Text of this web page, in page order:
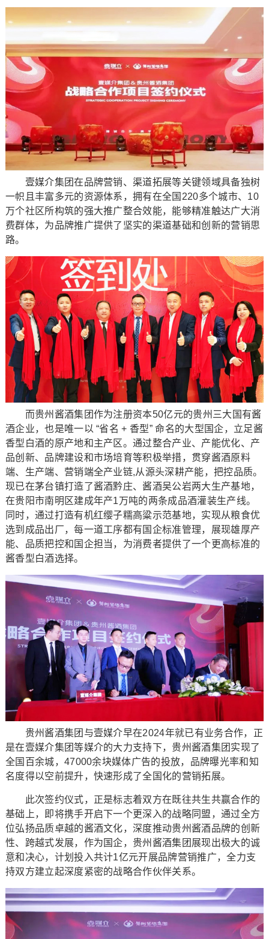
壹媒介集团在品牌营销、渠道拓展等关键领域具备独树
一帜且丰富多元的资源体系，拥有在全国220多个城市、10
万个社区所构筑的强大推广整合效能，能够精准触达广大消
费群体，为品牌推广提供了坚实的渠道基础和创新的营销思
路。
而贵州酱酒集团作为注册资本50亿元的贵州三大国有酱
酒企业，也是唯一以 “省名 + 香型” 命名的大型国企，立足酱
香型白酒的原产地和主产区。通过整合产业、产能优化、产
品创新、品牌建设和市场培育等积极举措，贯穿酱酒原料
端、生产端、营销端全产业链,从源头深耕产能，把控品质。
现已在茅台镇打造了酱酒黔庄、酱酒吴公岩两大生产基地，
在贵阳市南明区建成年产1万吨的两条成品酒灌装生产线。
同时，通过打造有机红缨子糯高粱示范基地，实现从粮食优
选到成品出厂，每一道工序都有国企标准管理，展现雄厚产
能、品质把控和国企担当，为消费者提供了一个更高标准的
酱香型白酒选择。
贵州酱酒集团与壹媒介早在2024年就已有业务合作，正
是在壹媒介集团等媒介的大力支持下，贵州酱酒集团实现了
全国百余城，47000余块媒体广告的投放，品牌曝光率和知
名度得以空前提升，快速形成了全国化的营销拓展。
此次签约仪式，正是标志着双方在既往共生共赢合作的
基础上，即将携手开启下一个更深入的战略同盟，通过全方
位弘扬品质卓越的酱酒文化，深度推动贵州酱酒品牌的创新
性、跨越式发展，作为国企，贵州酱酒集团展现出极大的诚
意和决心，计划投入共计1亿元开展品牌营销推广，全力支
持双方建立起深度紧密的战略合作伙伴关系。